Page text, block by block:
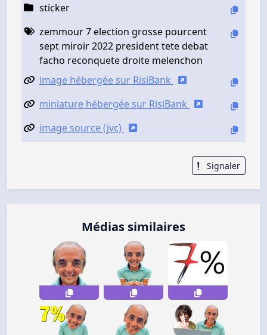
sticker
zemmour 7 election grosse pourcent
sept miroir 2022 president tete debat
facho reconquete droite melenchon
image hébergée sur RisiBank
miniature hébergée sur RisiBank
image source (jvc)
Signaler
Médias similaires